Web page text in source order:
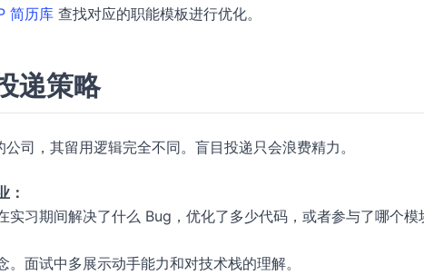
简历库 查找对应的职能模板进行优化。
递策略
司，其留用逻辑完全不同。盲目投递只会浪费精力。
：
实习期间解决了什么 Bug，优化了多少代码，或者参与了哪个模
面试中多展示动手能力和对技术栈的理解。